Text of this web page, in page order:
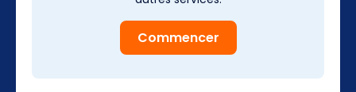
Commencer